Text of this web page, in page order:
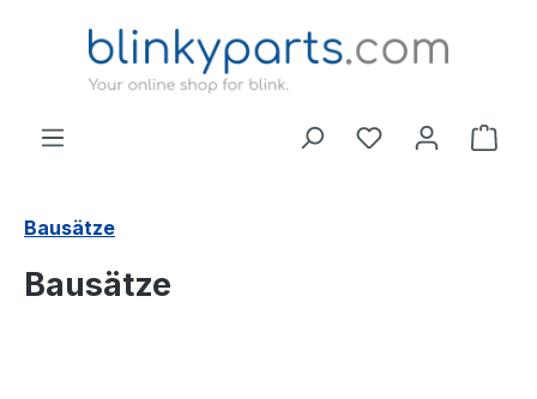
Zum Hauptinhalt springen
Bausätze
Bausätze